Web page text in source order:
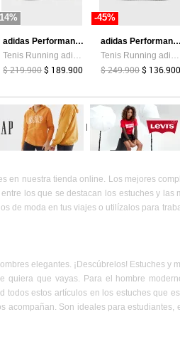
adidas Performance
$ 219.900$ 189.900
-45%
adidas Performance
$ 249.900$ 136.900
en nuestra tienda online. Los mejores
los que se destacan los estuches y
de moda en tus viajes o utilízalos para
elegantes. ¡Descúbrelos! Estuches
quiera que vayas. Para el hombre
todos estos artículos en los estuches que
acompañan. Son ideales para